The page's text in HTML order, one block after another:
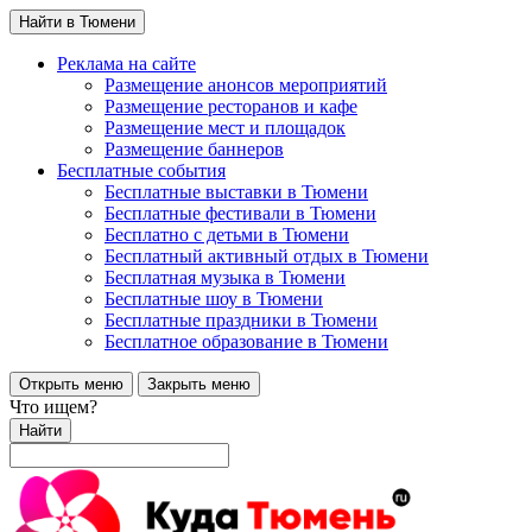
Найти в Тюмени
Реклама на сайте
Размещение анонсов мероприятий
Размещение ресторанов и кафе
Размещение мест и площадок
Размещение баннеров
Бесплатные события
Бесплатные выставки в Тюмени
Бесплатные фестивали в Тюмени
Бесплатно с детьми в Тюмени
Бесплатный активный отдых в Тюмени
Бесплатная музыка в Тюмени
Бесплатные шоу в Тюмени
Бесплатные праздники в Тюмени
Бесплатное образование в Тюмени
Открыть меню Закрыть меню
Что ищем?
Найти